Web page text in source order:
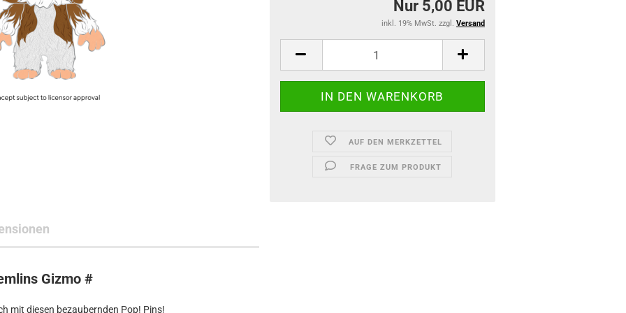
Toys
Subjects
Nur 5,00 EUR
inkl. 19% MwSt. zzgl. Versand
AUF DEN MERKZETTEL
FRAGE ZUM PRODUKT
Gizmo #
mit diesen bezaubernden Pop! Pins!